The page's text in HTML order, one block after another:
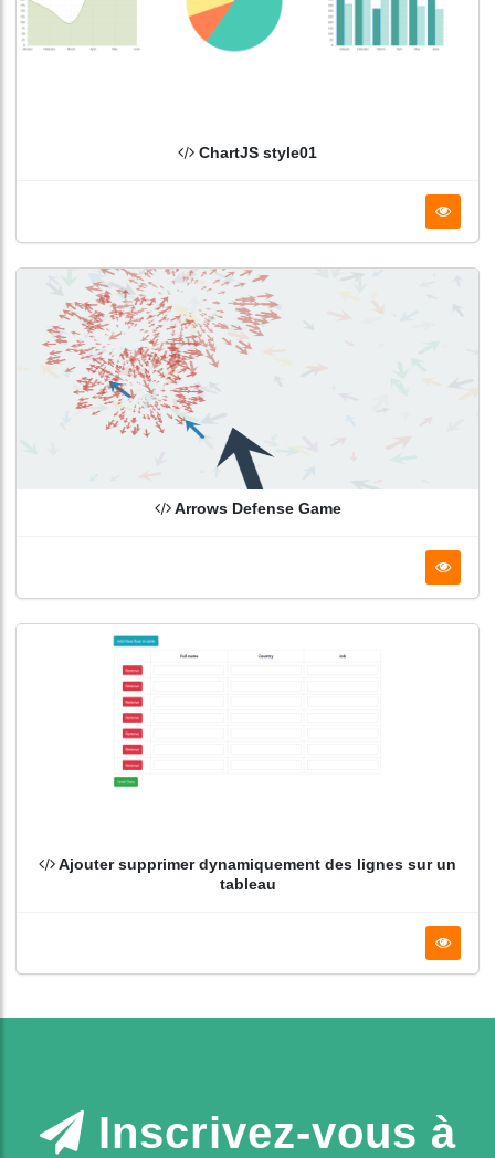
ChartJS style01
Arrows Defense Game
Ajouter supprimer dynamiquement des lignes sur un
tableau
Inscrivez-vous à